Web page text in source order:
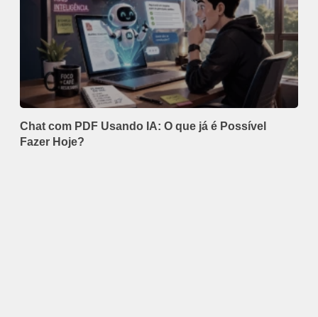
Chat com PDF Usando IA: O que já é Possível
Fazer Hoje?